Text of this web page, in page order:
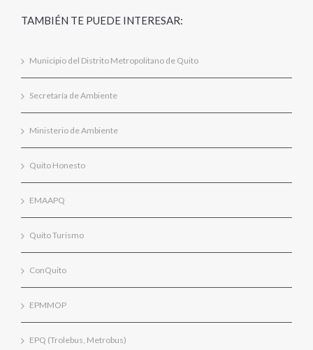
TAMBIÉN TE PUEDE INTERESAR:
Municipio del Distrito Metropolitano de Quito
Secretaría de Ambiente
Ministerio de Ambiente
Quito Honesto
EMAAPQ
Quito Turismo
ConQuito
EPMMOP
EPQ (Trolebus, Metrobus)